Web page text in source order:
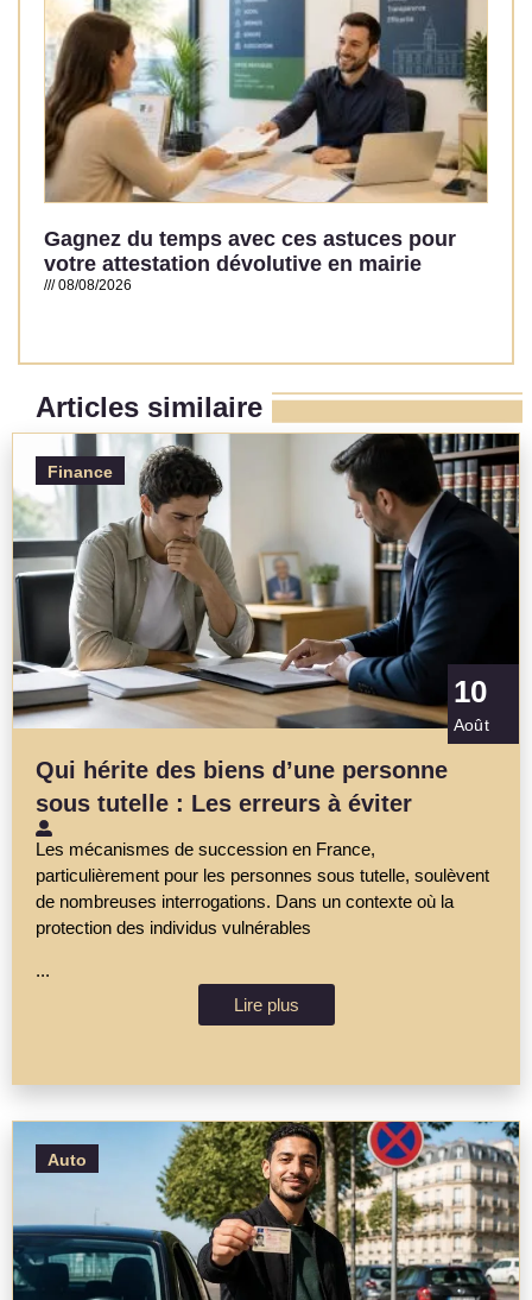
Gagnez du temps avec ces astuces pour
votre attestation dévolutive en mairie
08/08/2026
Articles similaire
Finance
10
Août
Qui hérite des biens d’une personne
sous tutelle : Les erreurs à éviter
Les mécanismes de succession en France,
particulièrement pour les personnes sous tutelle, soulèvent
de nombreuses interrogations. Dans un contexte où la
protection des individus vulnérables
...
Lire plus
Auto